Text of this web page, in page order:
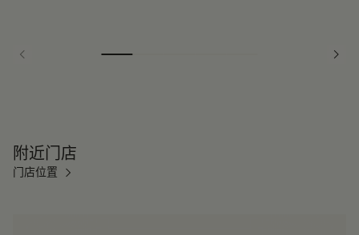
附近门店
门店位置